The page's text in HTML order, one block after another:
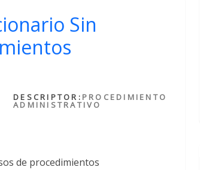
Sin
DESCRIPTOR: PROCEDIMIENTO
ADMINISTRATIVO
de procedimientos